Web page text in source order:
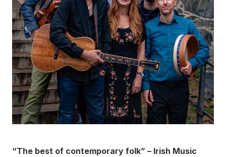
“The best of contemporary folk” – Irish Music